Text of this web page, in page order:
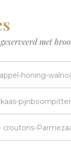
met
honing-